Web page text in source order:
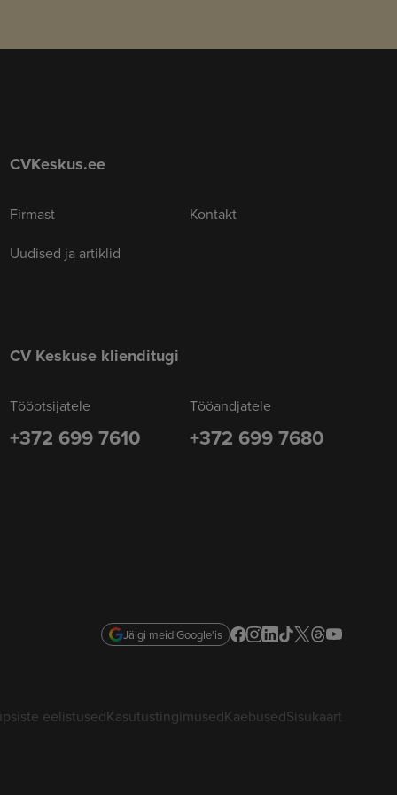
CVKeskus.ee
Firmast
Uudised ja artiklid
Kontakt
CV Keskuse klienditugi
Tööotsijatele
+372 699 7610
Tööandjatele
+372 699 7680
Jälgi meid Google'is
eelistusedKasutustingimusedKaebusedSisukaart